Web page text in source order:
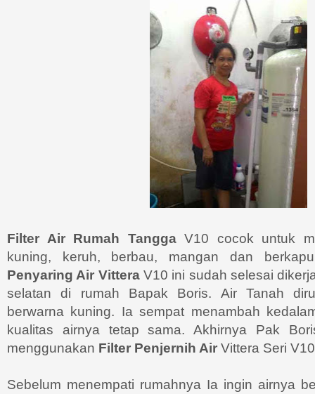
Filter Air Rumah TanggaV10 cocok untuk
kuning, keruh, berbau, mangan dan
Penyaring Air VitteraV10 ini sudah selesai
selatan di rumah Bapak Boris. Air Tanah
berwarna kuning. Ia sempat menambah
kualitas airnya tetap sama. Akhirnya Pak
menggunakan Filter Penjernih Air Vittera Seri
Sebelum menempati rumahnya Ia ingin airnya